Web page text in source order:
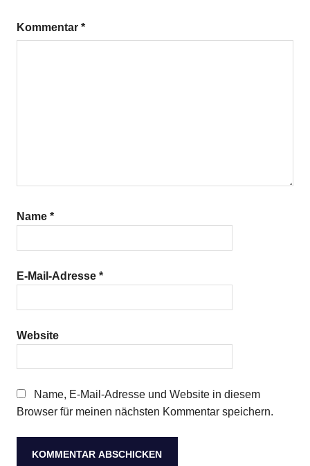
Kommentar *
Name *
E-Mail-Adresse *
Website
Name, E-Mail-Adresse und Website in diesem
Browser für meinen nächsten Kommentar speichern.